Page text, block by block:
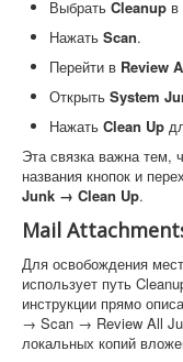
Выбрать Cleanup в
Нажать Scan.
Перейти в Review
Открыть System
Нажать Clean Up
Эта связка важна тем,
названия кнопок и
Junk → Clean Up.
Mail
Для освобождения
использует путь
инструкции прямо
→ Scan → Review All
локальных копий